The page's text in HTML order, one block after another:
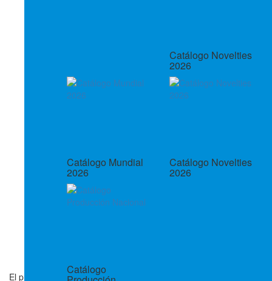
Catálogo Novelties
2026
Catálogo Mundial
2026
Catálogo Novelties
2026
Catálogo
El producto que desea consultar esta descontinuado